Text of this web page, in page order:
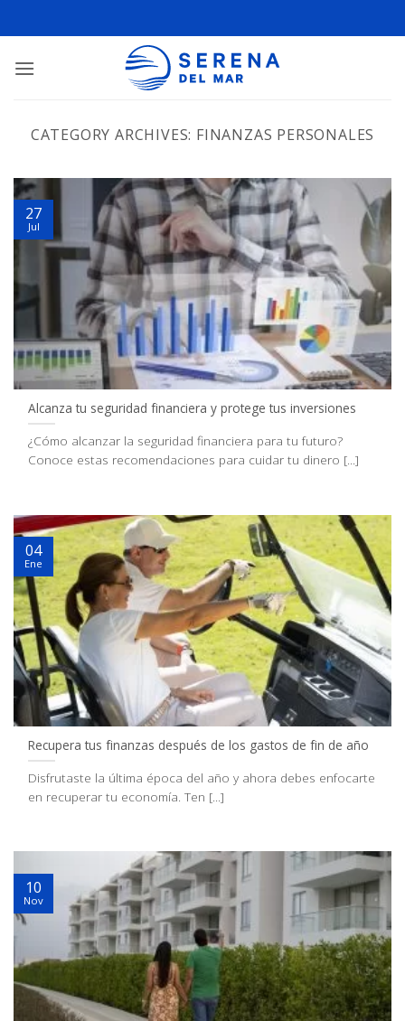
CATEGORY ARCHIVES: FINANZAS PERSONALES
Alcanza tu seguridad financiera y protege tus inversiones
¿Cómo alcanzar la seguridad financiera para tu futuro?
Conoce estas recomendaciones para cuidar tu dinero [...]
27
Jul
Recupera tus finanzas después de los gastos de fin de año
Disfrutaste la última época del año y ahora debes enfocarte
en recuperar tu economía. Ten [...]
04
Ene
10
Nov